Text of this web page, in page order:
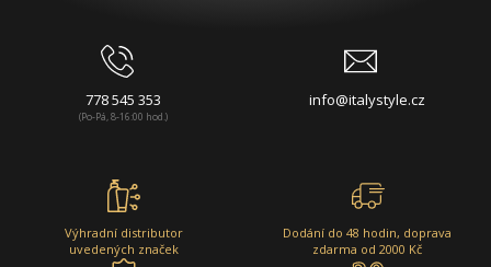
778 545 353
(Po-Pá, 8-16:00 hod.)
info@italystyle.cz
Výhradní distributor
uvedených značek
Dodání do 48 hodin, doprava
zdarma od 2000 Kč